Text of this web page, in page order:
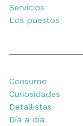
Servicios
Los puestos
Consumo
Curiosidades
Detallistas
Día a día